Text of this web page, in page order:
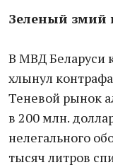
Зеленый змий
В МВД Беларуси
хлынул
Теневой рынок
в 200 млн.
нелегального
тысяч литров